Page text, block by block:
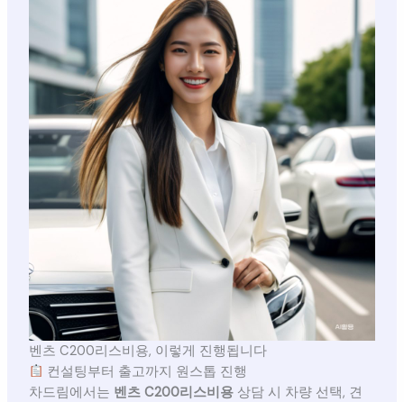
벤츠 C200리스비용, 이렇게 진행됩니다
컨설팅부터 출고까지 원스톱 진행
차드림에서는 벤츠 C200리스비용상담 시 차량 선택, 견